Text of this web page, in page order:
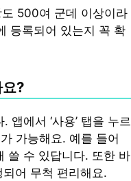
500여 군데 이상이라
등록되어 있는지 꼭 확
?
에서 ‘사용’ 탭을 누르
가능해요. 예를 들어
쓸 수 있답니다. 또한 바
어 무척 편리해요.